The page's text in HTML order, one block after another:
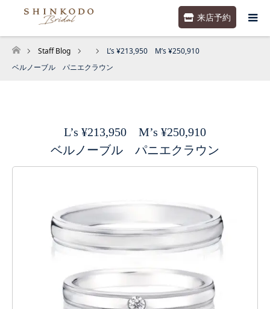
来店予約
ホーム
Staff Blog
L’s ¥213,950 M’s ¥250,910
ベルノーブル パニエクラウン
L’s ¥213,950 M’s ¥250,910
ベルノーブル パニエクラウン